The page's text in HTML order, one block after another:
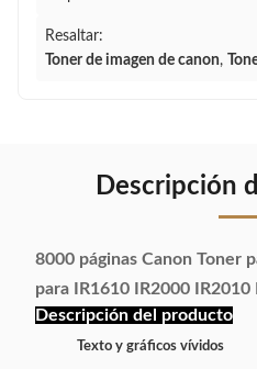
Resaltar:
Toner de imagen de canon,
Descripción
8000 páginas Canon Toner
para IR1610 IR2000
Descripción del producto
Texto y gráficos vívidos